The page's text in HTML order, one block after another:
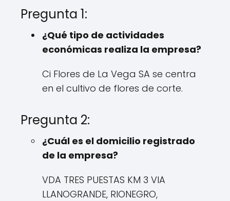
Pregunta 1:
¿Qué tipo de actividades
económicas realiza la empresa?
Ci Flores de La Vega SA se centra
en el cultivo de flores de corte.
Pregunta 2:
¿Cuál es el domicilio registrado
de la empresa?
VDA TRES PUESTAS KM 3 VIA
LLANOGRANDE, RIONEGRO,